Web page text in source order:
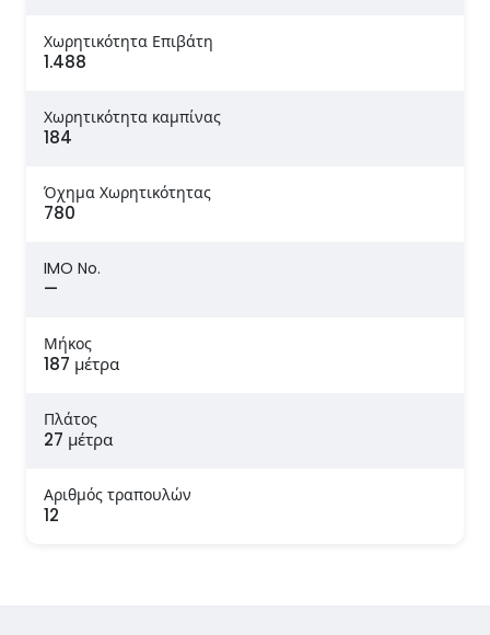
Χωρητικότητα Επιβάτη
1.488
Χωρητικότητα καμπίνας
184
Όχημα Χωρητικότητας
780
IMO No.
—
Μήκος
187 μέτρα
Πλάτος
27 μέτρα
Αριθμός τραπουλών
12